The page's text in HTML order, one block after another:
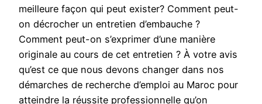
meilleure façon qui peut exister? Comment peut-
on décrocher un entretien d’embauche ?
Comment peut-on s’exprimer d’une manière
originale au cours de cet entretien ? À votre avis
qu’est ce que nous devons changer dans nos
démarches de recherche d’emploi au Maroc pour
atteindre la réussite professionnelle qu’on